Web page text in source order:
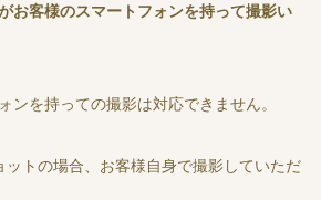
お客様のスマートフォンを持って撮影い
ンを持っての撮影は対応できません。
ットの場合、お客様自身で撮影していただ